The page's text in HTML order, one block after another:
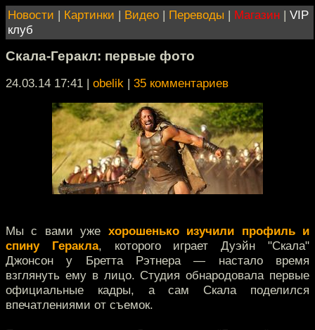
Новости | Картинки | Видео | Переводы | Магазин | VIP
клуб
Скала-Геракл: первые фото
24.03.14 17:41 | obelik | 35 комментариев
Мы с вами уже хорошенько изучили профиль и
спину Геракла, которого играет Дуэйн "Скала"
Джонсон у Бретта Рэтнера — настало время
взглянуть ему в лицо. Студия обнародовала первые
официальные кадры, а сам Скала поделился
впечатлениями от съемок.